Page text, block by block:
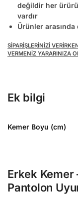
değildir her
vardır
Ürünler
SİPARİŞLERİNİZİ
VERMENİZ YARARINIZA
Ek bilgi
Kemer Boyu (cm)
Erkek
Pantolon